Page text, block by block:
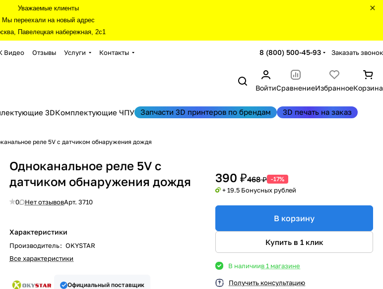
Уважаемые клиенты
Мы переехали на новый адрес
Павелецкая набережная, 2с1
Видео Отзывы Услуги Контакты 8 (800) 500-45-93 Заказать звонок
ВойтиСравнениеИзбранноеКорзина
3DКомплектующие ЧПУ Запчасти 3D принтеров по брендам 3D печать на заказ
реле 5V с датчиком обнаружения дождя
Одноканальное реле 5V с
датчиком обнаружения дождя
0 Нет отзывовАрт.3710
Характеристики
Производитель: OKYSTAR
Все характеристики
Официальный поставщик
390 ₽468 ₽ -17%
+ 19.5 Бонусных рублей
В корзину
Купить в 1 клик
В наличиив 1 магазине
Получить консультацию